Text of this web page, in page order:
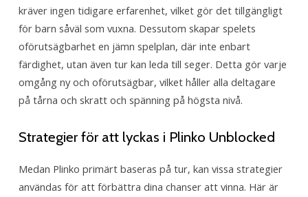
kräver ingen tidigare erfarenhet, vilket gör det tillgängligt
för barn såväl som vuxna. Dessutom skapar spelets
oförutsägbarhet en jämn spelplan, där inte enbart
färdighet, utan även tur kan leda till seger. Detta gör varje
omgång ny och oförutsägbar, vilket håller alla deltagare
på tårna och skratt och spänning på högsta nivå.
Strategier för att lyckas i Plinko Unblocked
Medan Plinko primärt baseras på tur, kan vissa strategier
användas för att förbättra dina chanser att vinna. Här är